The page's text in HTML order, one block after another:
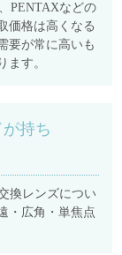
PENTAXなどの
価格は高くなる
要が常に高いも
ます。
持ち
換レンズについ
・広角・単焦点